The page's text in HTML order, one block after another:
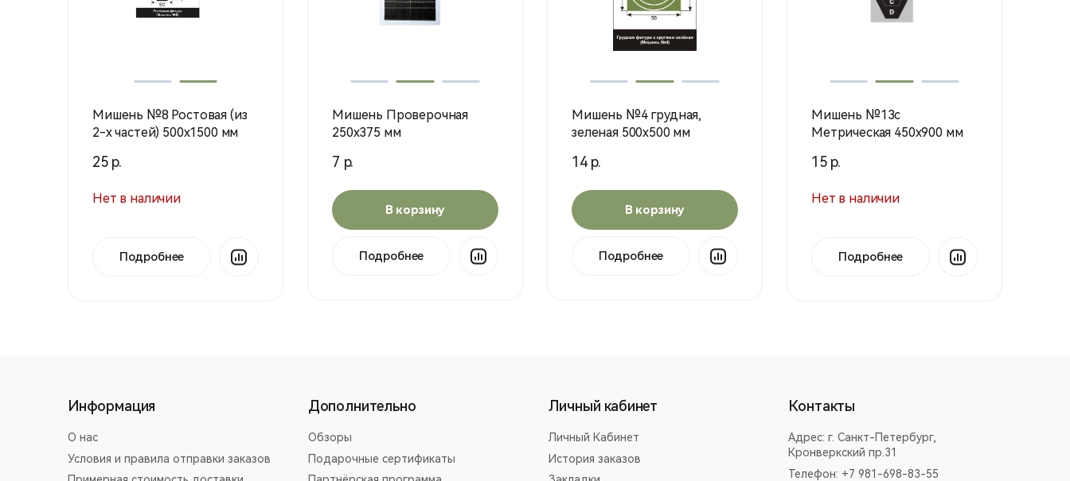
Мишень №8 Ростовая (из
2-х частей) 500х1500 мм
25 р.
Нет в наличии
Подробнее
Мишень Проверочная
250х375 мм
7 р.
В корзину
Подробнее
Мишень №4 грудная,
зеленая 500х500 мм
14 р.
В корзину
Подробнее
Мишень №13с
Метрическая 450х900 мм
15 р.
Нет в наличии
Подробнее
Информация
О нас
Условия и правила отправки заказов
Дополнительно
Обзоры
Подарочные сертификаты
Личный кабинет
Личный Кабинет
История заказов
Контакты
Адрес:г. Санкт-Петербург,
Кронверкский пр.31
Телефон: +7 981-698-83-55